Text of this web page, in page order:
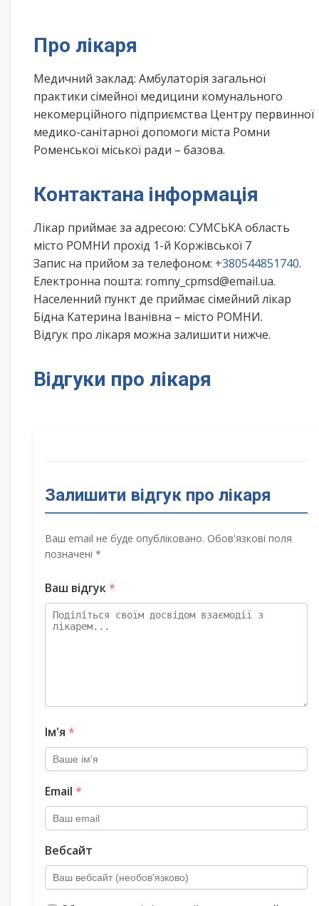
Про лікаря
Медичний заклад: Амбулаторія загальної
практики сімейної медицини комунального
некомерційного підприємства Центру первинної
медико-санітарної допомоги міста Ромни
Роменської міської ради – базова.
Контактана інформація
Лікар приймає за адресою: СУМСЬКА область
місто РОМНИ прохід 1-й Коржівської 7
Запис на прийом за телефоном: +380544851740.
Електронна пошта: romny_cpmsd@email.ua.
Населенний пункт де приймає сімейний лікар
Бідна Катерина Іванівна – місто РОМНИ.
Відгук про лікаря можна залишити нижче.
Відгуки про лікаря
Залишити відгук про лікаря
Ваш email не буде опубліковано. Обов'язкові поля
позначені *
Ваш відгук*
Ім'я *
Email *
Вебсайт